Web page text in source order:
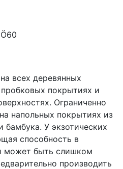
всех деревянных
покрытиях и
Ограниченно
напольных покрытиях из
У экзотических
способность в
может быть слишком
производить